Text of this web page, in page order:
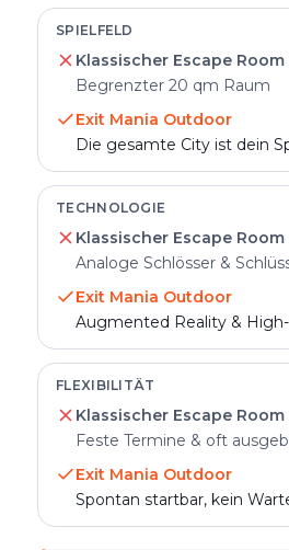
SPIELFELD
Klassischer Escape Room
Begrenzter 20 qm Raum
Exit Mania Outdoor
Die gesamte City ist dein
TECHNOLOGIE
Klassischer Escape Room
Analoge Schlösser &
Exit Mania Outdoor
Augmented Reality &
FLEXIBILITÄT
Klassischer Escape Room
Feste Termine & oft
Exit Mania Outdoor
Spontan startbar, kein